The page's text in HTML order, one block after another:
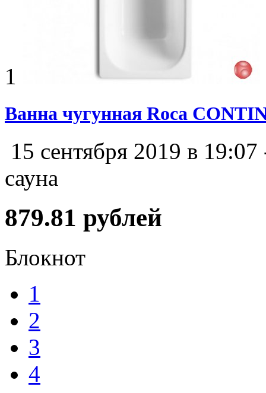
1
Ванна чугунная Roca
15 сентября 2019 в
сауна
879.81 рублей
Блокнот
1
2
3
4